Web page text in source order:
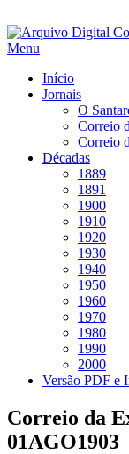
Saltar
para
Menu
Início
Jornais
O
Correio
Correio
Décadas
1889
1891
1900
1910
1920
1930
1940
1950
1960
1970
1980
1990
2000
Versão PDF e
Correio da
01AGO1903